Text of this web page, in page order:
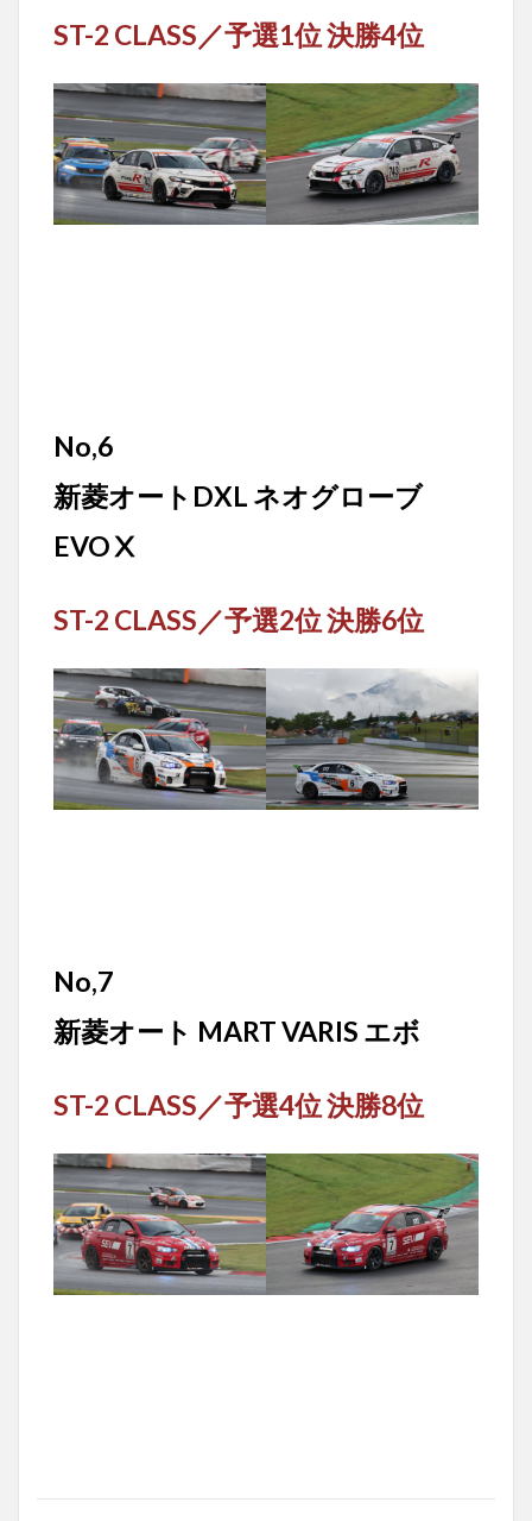
ST-2 CLASS／予選1位 決勝4位
No,6
新菱オートDXL ネオグローブ
EVOⅩ
ST-2 CLASS／予選2位 決勝6位
No,7
新菱オート MART VARIS エボ
ST-2 CLASS／予選4位 決勝8位